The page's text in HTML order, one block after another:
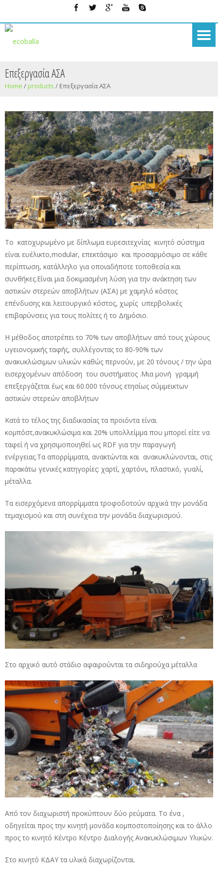
Επεξεργασία ΑΣΑ
Home /products / Επεξεργασία ΑΣΑ
Το κατοχυρωμένο με δίπλωμα ευρεσιτεχνίας κινητό σύστημα
είναι ευέλικτο,modular, επεκτάσιμο και προσαρμόσιμo σε κάθε
περίπτωση, κατάλληλο για οποιαδήποτε τοποθεσία και
συνθήκες.Είναι μια δοκιμασμένη λύση για την ανάκτηση των
αστικών στερεών αποβλήτων (ΑΣΑ) με χαμηλό κόστος
επένδυσης και λειτουργικό κόστος, χωρίς υπερβολικές
επιβαρύνσεις για τους πολίτες ή το Δημόσιο.
Η μέθοδος αποτρέπει το 70% των αποβλήτων από τους χώρους
υγειονομικής ταφής, συλλέγοντας το 80-90% των
ανακυκλώσιμων υλικών καθώς περνούν, με 20 τόνους / την ώρα
εισερχομένων απόδοση του συστήματος .Μια μονή γραμμή
επεξεργάζεται έως και 60.000 τόνους ετησίως σύμμεικτων
αστικών στερεών αποβλήτων
Κατά το τέλος της διαδικασίας τα προιόντα είναι
κομπόστ,ανακυκλώσιμα και 20% υπολλείμμα που μπορεί είτε να
ταφεί ή να χρησιμοποιηθεί ως RDF για την παραγωγή
ενέργειας.Τα απορρίμματα, ανακτώνται και ανακυκλώνονται, στις
παρακάτω γενικές κατηγορίες: χαρτί, χαρτόνι, πλαστικό, γυαλί,
μέταλλα.
Τα εισερχόμενα απορρίμματα τροφοδοτούν αρχικά την μονάδα
τεμαχισμού και στη συνέχεια την μονάδα διαχωρισμού.
Στο αρχικό αυτό στάδιο αφαιρούνται τα σιδηρούχα μέταλλα
Από τον διαχωριστή προκύπτουν δύο ρεύματα. Το ένα ,
οδηγείται προς την κινητή μονάδα κομποστοποίησης και το άλλο
προς το κινητό Κέντρο Κέντρο Διαλογής Ανακυκλώσιμων Υλικών.
Στο κινητό ΚΔΑΥ τα υλικά διαχωρίζονται.